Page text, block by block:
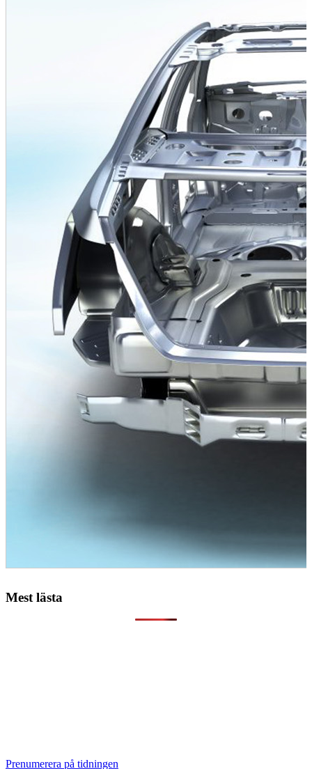
Mest lästa
Prenumerera på tidningen